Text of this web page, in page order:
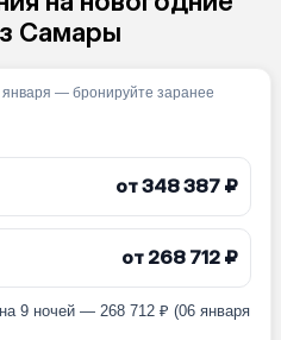
Самары
— бронируйте заранее
от 348 387 ₽
от 268 712 ₽
9 ночей — 268 712 ₽ (06 января